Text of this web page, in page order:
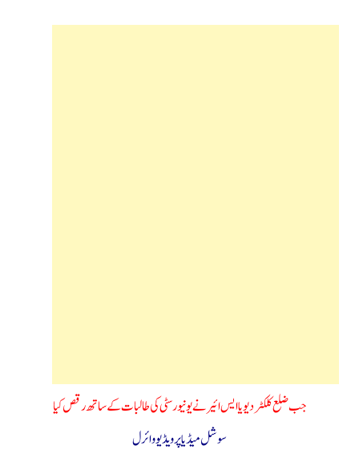
جب ضلع کلکٹر دیویا ایس ائیر نے یونیورسٹی کی طالبات کے ساتھ رقص کیا
سوشل میڈیا پر ویڈیو وائرل